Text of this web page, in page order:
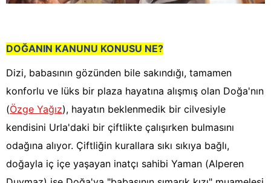
DOĞANIN KANUNU KONUSU NE?
Dizi, babasının gözünden bile sakındığı, tamamen
konforlu ve lüks bir plaza hayatına alışmış olan Doğa'nın
(Özge Yağız), hayatın beklenmedik bir cilvesiyle
kendisini Urla'daki bir çiftlikte çalışırken bulmasını
odağına alıyor. Çiftliğin kurallara sıkı sıkıya bağlı,
doğayla iç içe yaşayan inatçı sahibi Yaman (Alperen